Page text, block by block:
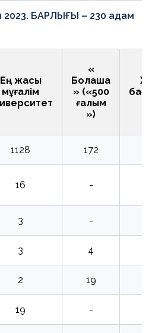
2023. БАРЛЫҒЫ – 230 адам
Ең жақсы
мұғалім
«
Болашақ
» («500
ғалым
»)
1128 172
16 -
3 -
3 4
2 19
19 -